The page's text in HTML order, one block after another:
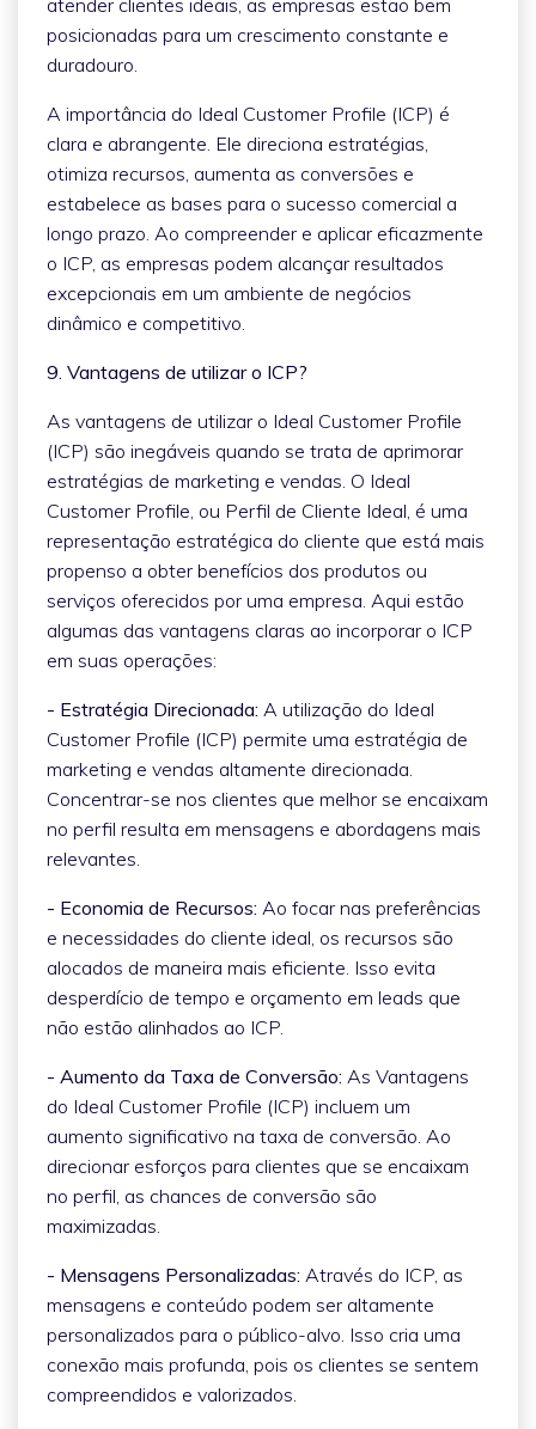
posicionadas para um crescimento constante e
duradouro.
A importância do Ideal Customer Profile (ICP) é
clara e abrangente. Ele direciona estratégias,
otimiza recursos, aumenta as conversões e
estabelece as bases para o sucesso comercial a
longo prazo. Ao compreender e aplicar eficazmente
o ICP, as empresas podem alcançar resultados
excepcionais em um ambiente de negócios
dinâmico e competitivo.
9. Vantagens de utilizar o ICP?
As vantagens de utilizar o Ideal Customer Profile
(ICP) são inegáveis quando se trata de aprimorar
estratégias de marketing e vendas. O Ideal
Customer Profile, ou Perfil de Cliente Ideal, é uma
representação estratégica do cliente que está mais
propenso a obter benefícios dos produtos ou
serviços oferecidos por uma empresa. Aqui estão
algumas das vantagens claras ao incorporar o ICP
em suas operações:
- Estratégia Direcionada: A utilização do Ideal
Customer Profile (ICP) permite uma estratégia de
marketing e vendas altamente direcionada.
Concentrar-se nos clientes que melhor se encaixam
no perfil resulta em mensagens e abordagens mais
relevantes.
- Economia de Recursos: Ao focar nas preferências
e necessidades do cliente ideal, os recursos são
alocados de maneira mais eficiente. Isso evita
desperdício de tempo e orçamento em leads que
não estão alinhados ao ICP.
- Aumento da Taxa de Conversão: As Vantagens
do Ideal Customer Profile (ICP) incluem um
aumento significativo na taxa de conversão. Ao
direcionar esforços para clientes que se encaixam
no perfil, as chances de conversão são
maximizadas.
- Mensagens Personalizadas: Através do ICP, as
mensagens e conteúdo podem ser altamente
personalizados para o público-alvo. Isso cria uma
conexão mais profunda, pois os clientes se sentem
compreendidos e valorizados.